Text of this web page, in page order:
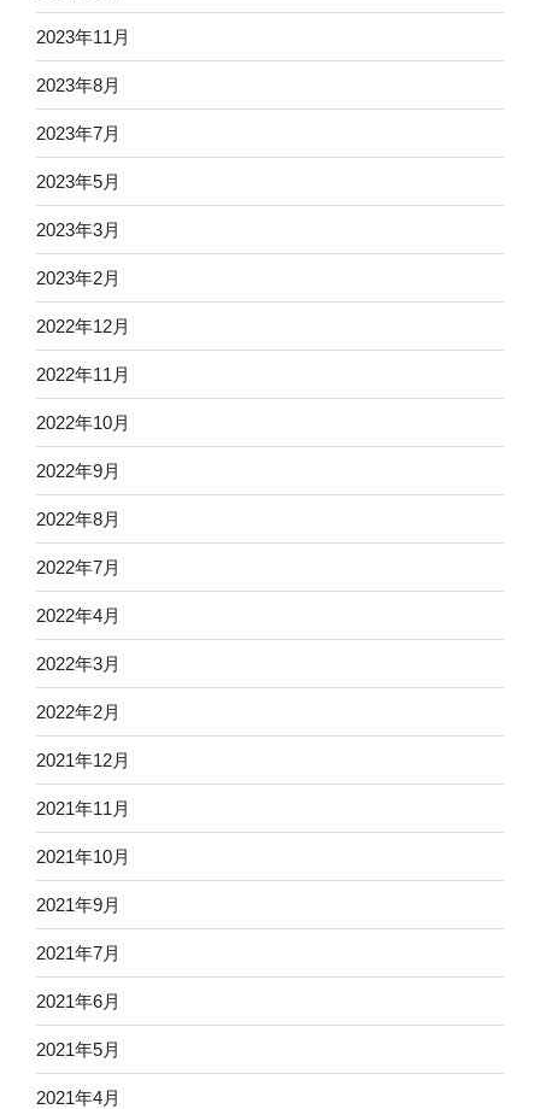
2023年11月
2023年8月
2023年7月
2023年5月
2023年3月
2023年2月
2022年12月
2022年11月
2022年10月
2022年9月
2022年8月
2022年7月
2022年4月
2022年3月
2022年2月
2021年12月
2021年11月
2021年10月
2021年9月
2021年7月
2021年6月
2021年5月
2021年4月